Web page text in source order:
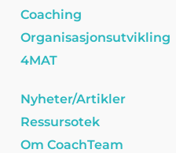
Coaching
Organisasjonsutvikling
4MAT
Nyheter/Artikler
Ressursotek
Om CoachTeam